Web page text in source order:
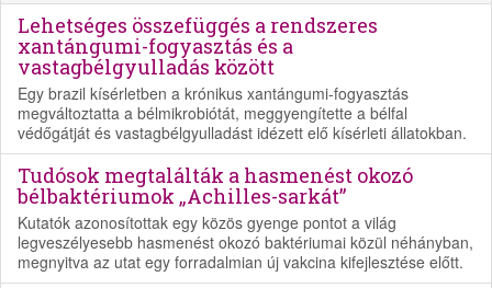
Lehetséges összefüggés a rendszeres
xantángumi-fogyasztás és a
vastagbélgyulladás között
Egy brazil kísérletben a krónikus xantángumi-fogyasztás
megváltoztatta a bélmikrobiótát, meggyengítette a bélfal
védőgátját és vastagbélgyulladást idézett elő kísérleti állatokban.
Tudósok megtalálták a hasmenést okozó
bélbaktériumok „Achilles-sarkát”
Kutatók azonosítottak egy közös gyenge pontot a világ
legveszélyesebb hasmenést okozó baktériumai közül néhányban,
megnyitva az utat egy forradalmian új vakcina kifejlesztése előtt.